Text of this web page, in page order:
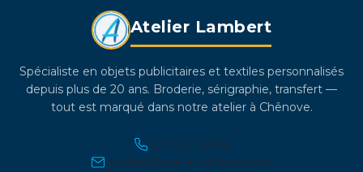
produit
Atelier Lambert
Spécialiste en objets publicitaires et textiles personnalisés
depuis plus de 20 ans. Broderie, sérigraphie, transfert —
tout est marqué dans notre atelier à Chênove.
03 45 21 30 86
contact@atelier-lambert.com